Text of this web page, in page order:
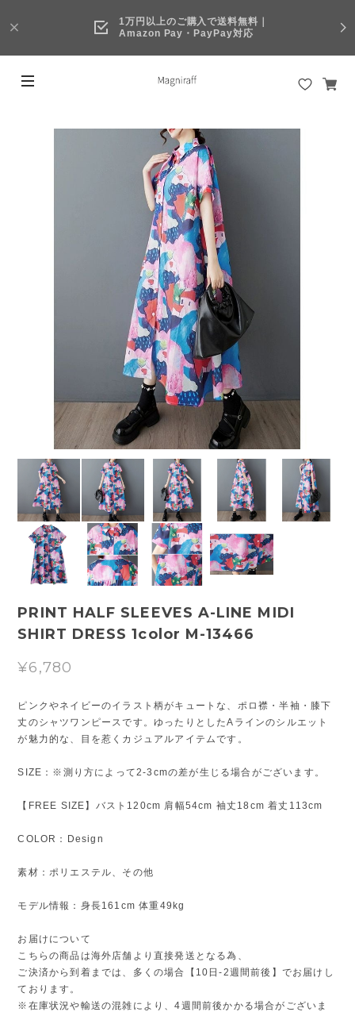
1万円以上のご購入で送料無料｜
Amazon Pay・PayPay対応
PRINT HALF SLEEVES A-LINE MIDI
SHIRT DRESS 1color M-13466
¥6,780
ピンクやネイビーのイラスト柄がキュートな、ポロ襟・半袖・膝下
丈のシャツワンピースです。ゆったりとしたAラインのシルエット
が魅力的な、目を惹くカジュアルアイテムです。
SIZE：※測り方によって2-3cmの差が生じる場合がございます。
【FREE SIZE】バスト120cm 肩幅54cm 袖丈18cm 着丈113cm
COLOR：Design
素材：ポリエステル、その他
モデル情報：身長161cm 体重49kg
お届けについて
こちらの商品は海外店舗より直接発送となる為、
ご決済から到着までは、多くの場合【10日-2週間前後】でお届けし
ております。
※在庫状況や輸送の混雑により、4週間前後かかる場合がございま